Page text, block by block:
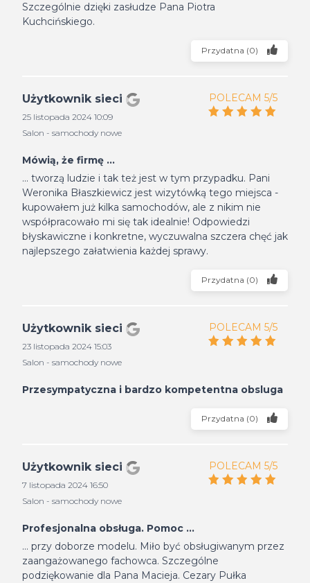
Szczególnie dzięki zasłudze Pana Piotra
Kuchcińskiego.
Przydatna (0)
Użytkownik sieci
25 listopada 2024 10:09
Salon - samochody nowe
POLECAM 5/5
Mówią, że firmę ...
... tworzą ludzie i tak też jest w tym przypadku. Pani
Weronika Błaszkiewicz jest wizytówką tego miejsca -
kupowałem już kilka samochodów, ale z nikim nie
współpracowało mi się tak idealnie! Odpowiedzi
błyskawiczne i konkretne, wyczuwalna szczera chęć jak
najlepszego załatwienia każdej sprawy.
Przydatna (0)
Użytkownik sieci
23 listopada 2024 15:03
Salon - samochody nowe
POLECAM 5/5
Przesympatyczna i bardzo kompetentna obsluga
Przydatna (0)
Użytkownik sieci
7 listopada 2024 16:50
Salon - samochody nowe
POLECAM 5/5
Profesjonalna obsługa. Pomoc ...
... przy doborze modelu. Miło być obsługiwanym przez
zaangażowanego fachowca. Szczególne
podziękowanie dla Pana Macieja. Cezary Pułka